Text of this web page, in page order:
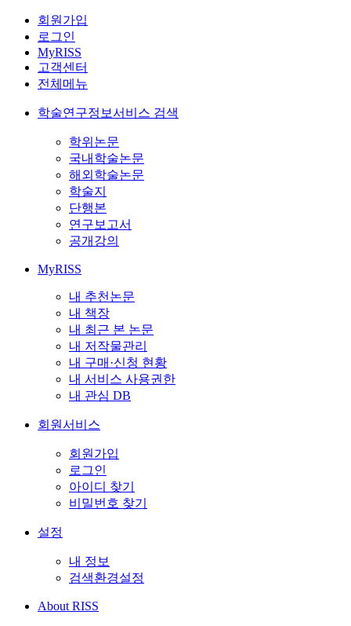
회원가입
로그인
MyRISS
고객센터
전체메뉴
학술연구정보서비스 검색
학위논문
국내학술논문
해외학술논문
학술지
단행본
연구보고서
공개강의
MyRISS
내 추천논문
내 책장
내 최근 본 논문
내 저작물관리
내 구매·신청 현황
내 서비스 사용권한
내 관심 DB
회원서비스
회원가입
로그인
아이디 찾기
비밀번호 찾기
설정
내 정보
검색환경설정
About RISS